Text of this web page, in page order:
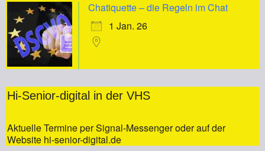
Chatiquette – die Regeln im Chat
1 Jan. 26
Hi-Senior-digital in der VHS
Aktuelle Termine per Signal-Messenger oder auf der
Website hi-senior-digital.de